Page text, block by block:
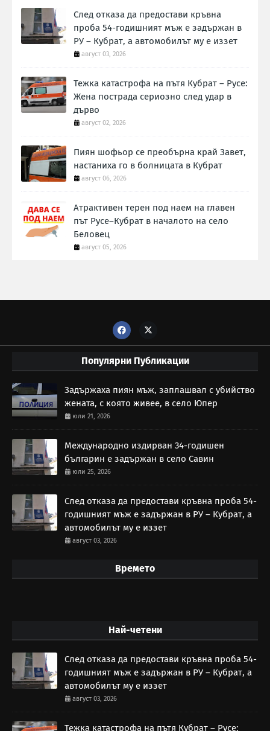
След отказа да предостави кръвна
проба 54-годишният мъж е задържан в
РУ – Кубрат, а автомобилът му е иззет
август 03, 2026
Тежка катастрофа на пътя Кубрат – Русе:
Жена пострада сериозно след удар в
дърво
август 02, 2026
Пиян шофьор се преобърна край Завет,
настаниха го в болницата в Кубрат
август 06, 2026
Атрактивен терен под наем на главен
път Русе–Кубрат в началото на село
Беловец
август 05, 2026
Популярни Публикации
Задържаха пиян мъж, заплашвал с убийство
жената, с която живее, в село Юпер
юли 21, 2026
Международно издирван 34-годишен
българин е задържан в село Савин
юли 25, 2026
След отказа да предостави кръвна проба 54-
годишният мъж е задържан в РУ – Кубрат, а
автомобилът му е иззет
август 03, 2026
Времето
Най-четени
След отказа да предостави кръвна проба 54-
годишният мъж е задържан в РУ – Кубрат, а
автомобилът му е иззет
август 03, 2026
Тежка катастрофа на пътя Кубрат – Русе: